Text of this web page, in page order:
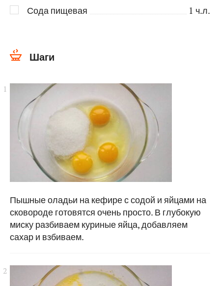
Сода пищевая
1 ч.л.
Шаги
Пышные оладьи на кефире с содой и яйцами на
сковороде готовятся очень просто. В глубокую
миску разбиваем куриные яйца, добавляем
сахар и взбиваем.